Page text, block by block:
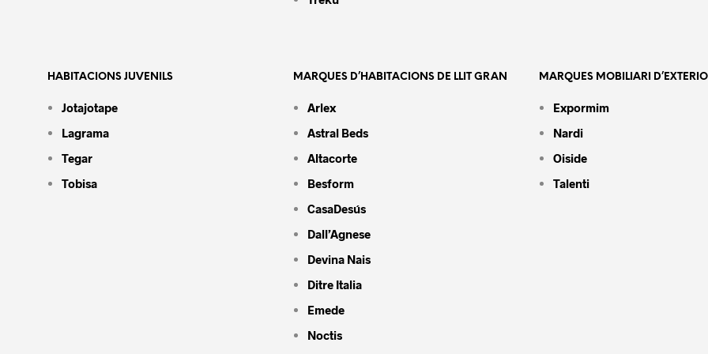
HABITACIONS JUVENILS
Jotajotape
Lagrama
Tegar
Tobisa
MARQUES D’HABITACIONS DE LLIT GRAN
Arlex
Astral Beds
Altacorte
Besform
CasaDesús
Dall’Agnese
Devina Nais
Ditre Italia
Emede
Noctis
MARQUES MOBILIARI
Expormim
Nardi
Oiside
Talenti